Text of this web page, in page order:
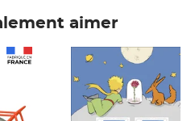
aimer
Prix 7,50€